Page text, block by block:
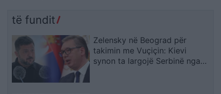
VIP 5 dhe ish-banorit
të fundit
Zelensky në Beograd për
takimin me Vuçiçin: Kievi
synon ta largojë Serbinë nga